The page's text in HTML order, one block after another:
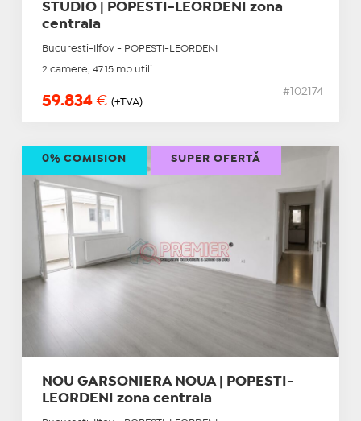
STUDIO | POPESTI-LEORDENI zona
centrala
Bucuresti-Ilfov - POPESTI-LEORDENI
2 camere, 47.15 mp utili
59.834 € (+TVA)
#102174
NOU GARSONIERA NOUA | POPESTI-
LEORDENI zona centrala
0% COMISION SUPER OFERTĂ